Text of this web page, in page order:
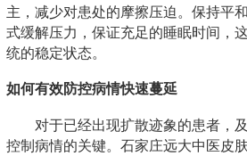
主，减少对患处的摩擦压迫。保持平
式缓解压力，保证充足的睡眠时间，
统的稳定状态。
如何有效防控病情快速蔓延
对于已经出现扩散迹象的患者，
控制病情的关键。石家庄远大中医皮